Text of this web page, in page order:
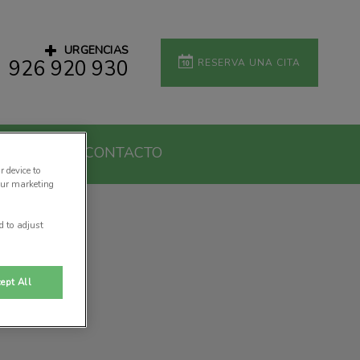
URGENCIAS
926 920 930 RESERVA UNA CITA
CONTACTO
device to
marketing
to adjust
All